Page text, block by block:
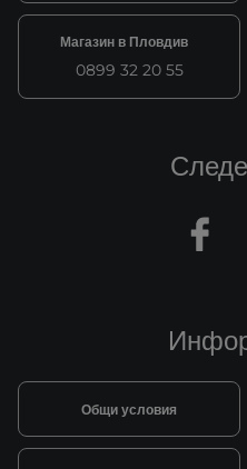
Магазин в Пловдив
0899 32 20 55
Общи условия